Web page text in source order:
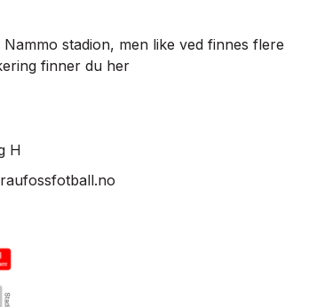
stadion, men like ved finnes flere
finner du her
H